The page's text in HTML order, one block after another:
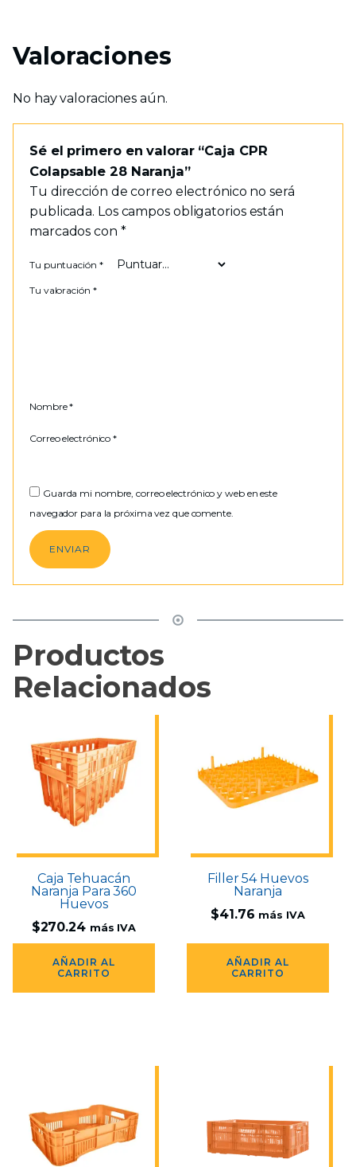
Valoraciones
No hay valoraciones aún.
Sé el primero en valorar “Caja CPR
Colapsable 28 Naranja”
Tu dirección de correo electrónico no será
publicada. Los campos obligatorios están
marcados con *
Tu puntuación *
Tu valoración *
Nombre*
Correo electrónico*
Guarda mi nombre, correo electrónico y web en este
navegador para la próxima vez que comente.
Productos
Relacionados
Caja Tehuacán
Naranja Para 360
Huevos
$270.24 más IVA
AÑADIR AL
CARRITO
Filler 54 Huevos
Naranja
$41.76 más IVA
AÑADIR AL
CARRITO